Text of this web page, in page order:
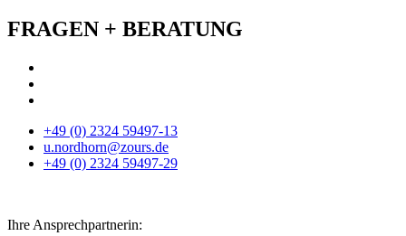
FRAGEN + BERATUNG
+49 (0) 2324 59497-13
u.nordhorn@zours.de
+49 (0) 2324 59497-29
Ihre Ansprechpartnerin: